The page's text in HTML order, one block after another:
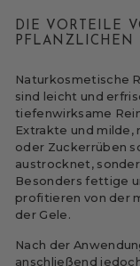
DIE VORTEILE
PFLANZLICHEN
Naturkosmetische
sind leicht und
tiefenwirksame
Extrakte und milde,
oder Zuckerrüben
austrocknet,
Besonders fettige
profitieren von der
der Gele.
Nach der
anschließend